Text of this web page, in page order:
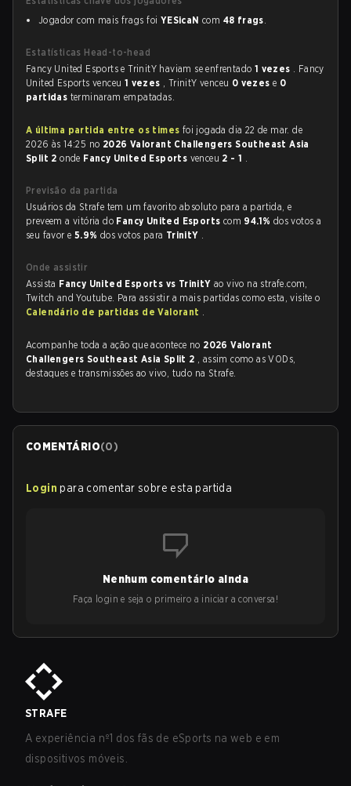
Jogador com mais frags foi YESicaN com 48 frags.
Estatísticas Head-to-head
Fancy United Esports e TrinitY haviam se enfrentado 1 vezes . Fancy
United Esports venceu 1 vezes , TrinitY venceu 0 vezese 0
partidas terminaram empatadas.
A última partida entre os times foi jogada dia 22 de mar. de
2026 às 14:25 no 2026 Valorant Challengers Southeast Asia
Split 2onde Fancy United Esports venceu 2 - 1 .
Previsão da partida
Usuários da Strafe tem um favorito absoluto para a partida, e
preveem a vitória do Fancy United Esports com 94.1% dos votos a
seu favor e 5.9% dos votos para TrinitY .
Onde assistir
Assista Fancy United Esports vs TrinitYao vivo na strafe.com,
Twitch and Youtube. Para assistir a mais partidas como esta, visite o
Calendário de partidas de Valorant .
Acompanhe toda a ação que acontece no 2026 Valorant
Challengers Southeast Asia Split 2 , assim como as VODs,
destaques e transmissões ao vivo, tudo na Strafe.
COMENTÁRIO(0)
Login para comentar sobre esta partida
Nenhum comentário ainda
Faça login e seja o primeiro a iniciar a conversa!
STRAFE
A experiência nº1 dos fãs de eSports na web e em
dispositivos móveis.